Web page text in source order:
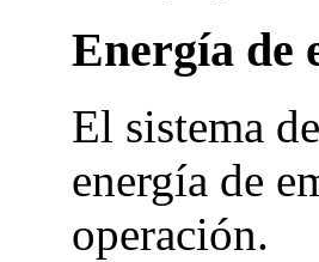
Energía de
El sistema
energía de
operación.